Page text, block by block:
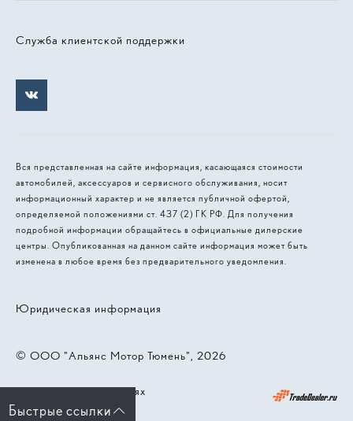
Служба клиентской поддержки
Вся представленная на сайте информация, касающаяся стоимости
автомобилей, аксессуаров и сервисного обслуживания, носит
информационный характер и не является публичной офертой,
определяемой положениями ст. 437 (2) ГК РФ. Для получения
подробной информации обращайтесь в официальные дилерские
центры. Опубликованная на данном сайте информация может быть
изменена в любое время без предварительного уведомления.
© 2026, ООО "Альянс Мотор Тюмень"
Юридическая информация
Работает на технологиях